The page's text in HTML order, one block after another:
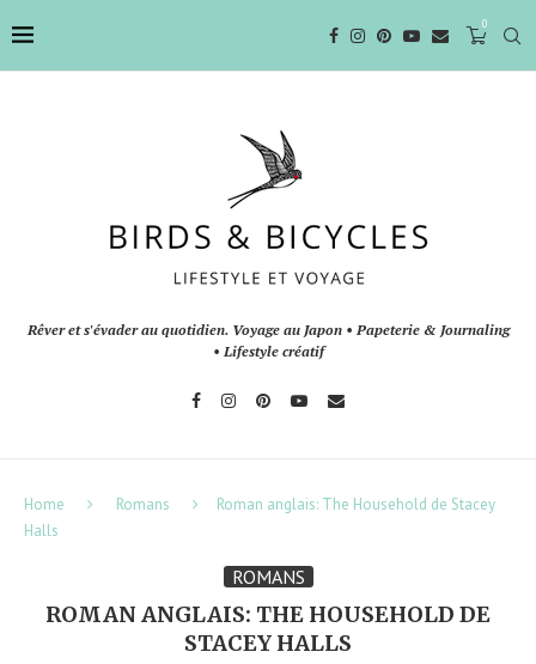
0
Rêver et s'évader au quotidien. Voyage au Japon • Papeterie & Journaling
• Lifestyle créatif
Home Romans
Roman anglais: The Household de Stacey
Halls
ROMANS
ROMAN ANGLAIS: THE HOUSEHOLD DE
STACEY HALLS